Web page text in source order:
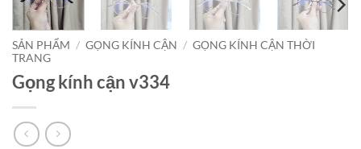
SẢN PHẨM / GỌNG KÍNH CẬN / GỌNG KÍNH CẬN THỜI
TRANG
Gọng kính cận v334